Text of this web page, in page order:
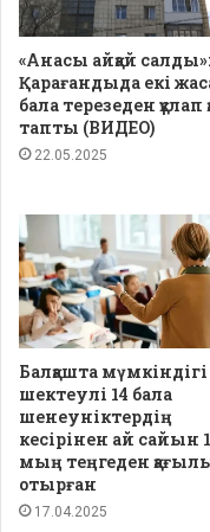
«Анасы айқай салды»:
Қарағандыда екі
бала терезеден құлап
тапты (ВИДЕО)
22.05.2025
Балқашта мүмкіндігі
шектеулі 14 бала
шенеуніктердің
кесірінен ай сайын
мың теңгеден
отырған
17.04.2025